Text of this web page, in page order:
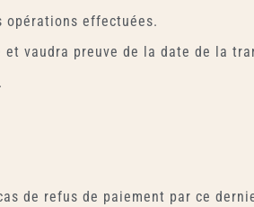
opérations effectuées.
vaudra preuve de la date de la
de refus de paiement par ce